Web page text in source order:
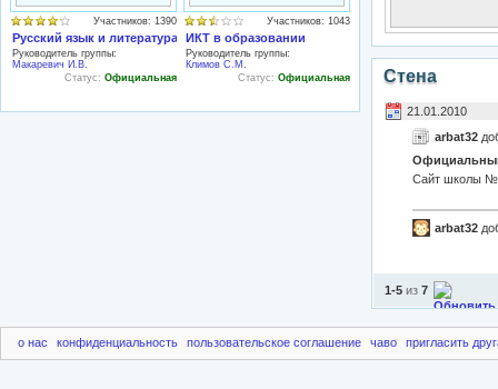
Участников: 1390
Русский язык и литература
Руководитель группы:
Макаревич И.В.
Статус: Официальная
Участников: 1043
ИКТ в образовании
Руководитель группы:
Климов С.М.
Статус: Официальная Стена
21.01.2010
arbat32
Сайт школы №
arbat32
1-5 из 7
о нас конфиденциальность пользовательское соглашение чаво пригласить